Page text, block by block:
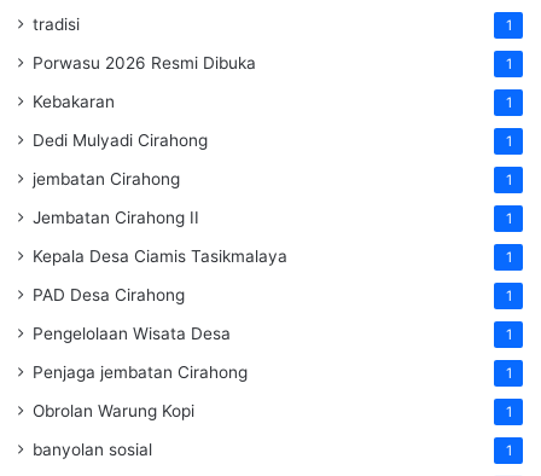
tradisi 1
Porwasu 2026 Resmi Dibuka 1
Kebakaran 1
Dedi Mulyadi Cirahong 1
jembatan Cirahong 1
Jembatan Cirahong II 1
Kepala Desa Ciamis Tasikmalaya 1
PAD Desa Cirahong 1
Pengelolaan Wisata Desa 1
Penjaga jembatan Cirahong 1
Obrolan Warung Kopi 1
banyolan sosial 1